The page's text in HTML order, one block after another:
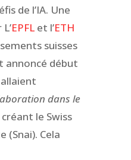
de l’IA. Une
EPFL et l’ETH
suisses
annoncé début
dans le
créant le Swiss
(Snai). Cela